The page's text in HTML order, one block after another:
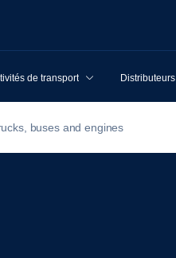
de transport Distributeurs
buses and engines